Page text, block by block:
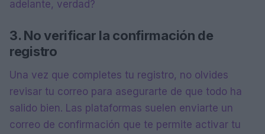
adelante, verdad?
3. No verificar la confirmación de
registro
Una vez que completes tu registro, no olvides
revisar tu correo para asegurarte de que todo ha
salido bien. Las plataformas suelen enviarte un
correo de confirmación que te permite activar tu